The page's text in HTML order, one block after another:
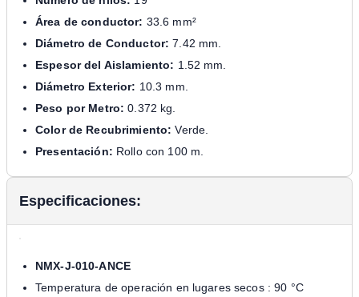
Área de conductor: 33.6 mm²
Diámetro de Conductor: 7.42 mm.
Espesor del Aislamiento: 1.52 mm.
Diámetro Exterior: 10.3 mm.
Peso por Metro: 0.372 kg.
Color de Recubrimiento: Verde.
Presentación: Rollo con 100 m.
Especificaciones:
NMX-J-010-ANCE
Temperatura de operación en lugares secos : 90 °C